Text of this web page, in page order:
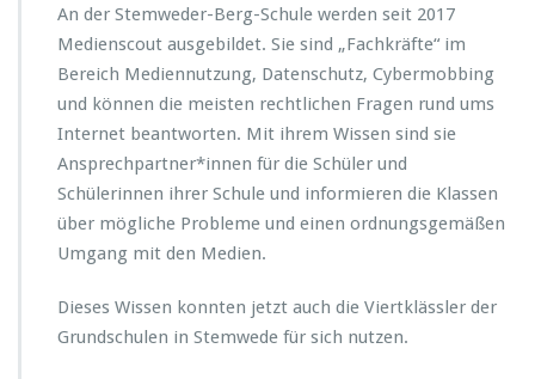
d
i
e
s
c
o
u
s
r
S
An der Stemweder-Berg-Schule werden seit 2017
Medienscout ausgebildet. Sie sind „Fachkräfte“ im
Bereich Mediennutzung, Datenschutz, Cybermobbing
und können die meisten rechtlichen Fragen rund ums
Internet beantworten. Mit ihrem Wissen sind sie
Ansprechpartner*innen für die Schüler und
Schülerinnen ihrer Schule und informieren die Klassen
über mögliche Probleme und einen ordnungsgemäßen
Umgang mit den Medien.
Dieses Wissen konnten jetzt auch die Viertklässler der
Grundschulen in Stemwede für sich nutzen.